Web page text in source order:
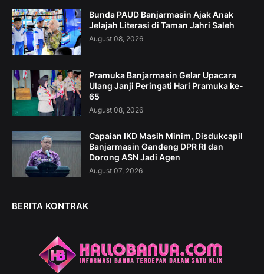
Bunda PAUD Banjarmasin Ajak Anak
Jelajah Literasi di Taman Jahri Saleh
August 08, 2026
Pramuka Banjarmasin Gelar Upacara
Ulang Janji Peringati Hari Pramuka ke-
65
August 08, 2026
Capaian IKD Masih Minim, Disdukcapil
Banjarmasin Gandeng DPR RI dan
Dorong ASN Jadi Agen
August 07, 2026
BERITA KONTRAK